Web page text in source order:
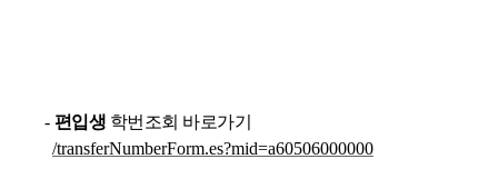
- 편입생 학번조회 바로가기
/transferNumberForm.es?mid=a60506000000